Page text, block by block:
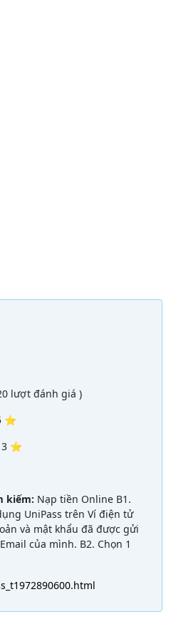
lượt đánh giá )
⭐
3 ⭐
kiếm: Nạp tiền Online B1.
UniPass trên Ví điện tử
và mật khẩu đã được gửi
của mình. B2. Chọn 1